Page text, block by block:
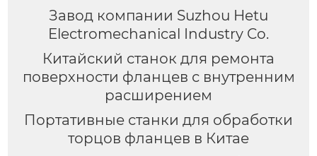
Завод компании Suzhou Hetu
Electromechanical Industry Co.
Китайский станок для ремонта
поверхности фланцев с внутренним
расширением
Портативные станки для обработки
торцов фланцев в Китае